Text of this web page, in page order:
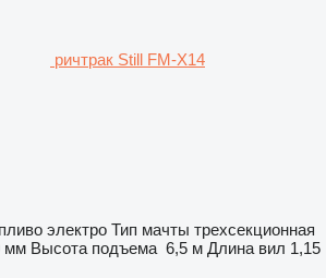
ричтрак Still FM-X14
электро Тип мачты трехсекционная
мм Высота подъема 6,5 м Длина вил 1,15